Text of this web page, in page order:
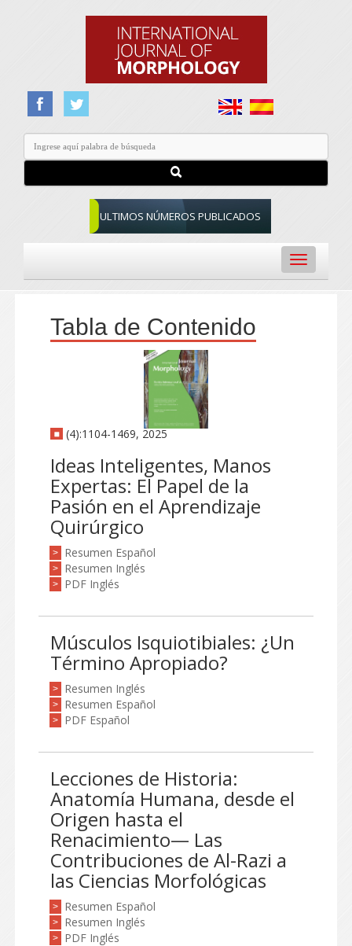
ULTIMOS NÚMEROS PUBLICADOS
Toggle
navigation
Tabla de Contenido
(4):1104-1469, 2025
Ideas Inteligentes, Manos
Expertas: El Papel de la
Pasión en el Aprendizaje
Quirúrgico
> Resumen Español
> Resumen Inglés
> PDF Inglés
Músculos Isquiotibiales: ¿Un
Término Apropiado?
> Resumen Inglés
> Resumen Español
> PDF Español
Lecciones de Historia:
Anatomía Humana, desde el
Origen hasta el
Renacimiento— Las
Contribuciones de Al-Razi a
las Ciencias Morfológicas
> Resumen Español
> Resumen Inglés
> PDF Inglés